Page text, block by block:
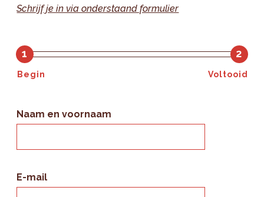
Schrijf je in via onderstaand formulier
1
Begin
2
Voltooid
Naam en voornaam
E-mail